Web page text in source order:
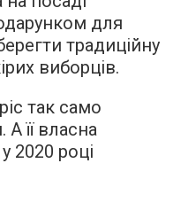
для
традиційну
виборців.
так само
її власна
2020 році